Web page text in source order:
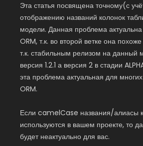
Эта статья посвящена точному(с
отображению названий колонок
модели. Данная проблема актуальна
ORM, т.к. во второй ветке она
т.к. стабильным релизом на данный
версия 1.2.1 а версия 2 в стадии
эта проблема актуальная для
ORM.
Если camelCase названия/алиасы
используются в вашем проекте, то
будет неактуально для вас.